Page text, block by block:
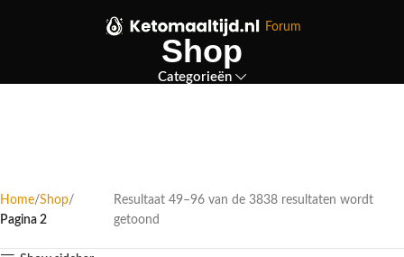
Forum
Shop
Categorieën
Home Shop
Pagina 2
Resultaat 49–96 van de 3838 resultaten wordt
getoond